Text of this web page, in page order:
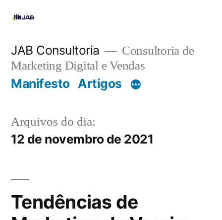
JAB Consultoria
Consultoria de
Marketing Digital e Vendas
Manifesto Artigos
Arquivos do dia:
12 de novembro de 2021
Tendências de